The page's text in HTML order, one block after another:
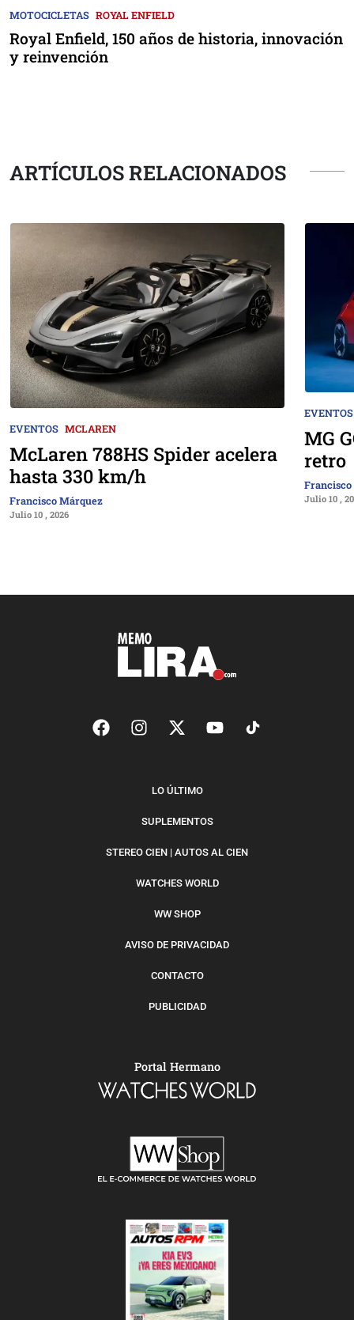
MOTOCICLETAS ROYAL ENFIELD
Royal Enfield, 150 años de historia, innovación
y reinvención
ARTÍCULOS RELACIONADOS
EVENTOS MCLAREN
McLaren 788HS Spider acelera
hasta 330 km/h
Francisco Márquez
Julio 10 , 2026
EVENTOS
MG
retro
Julio 10 ,
LO ÚLTIMO
SUPLEMENTOS
STEREO CIEN | AUTOS AL CIEN
WATCHES WORLD
WW SHOP
AVISO DE PRIVACIDAD
CONTACTO
PUBLICIDAD
Portal Hermano